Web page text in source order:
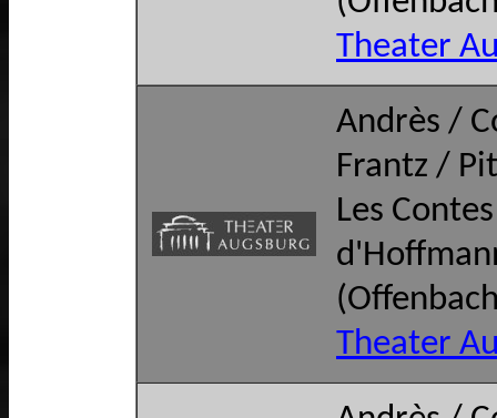
Theater
Andrès /
Frantz /
Les Contes
Theater